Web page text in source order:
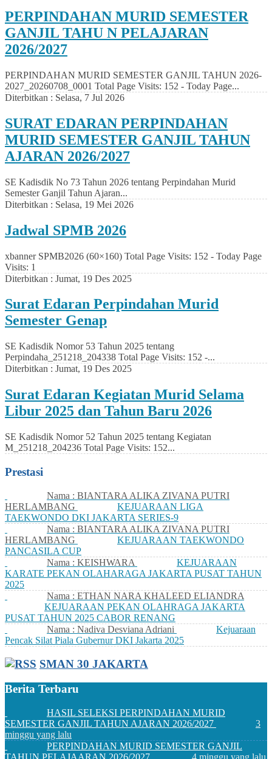
PERPINDAHAN MURID SEMESTER
GANJIL TAHU N PELAJARAN
2026/2027
PERPINDAHAN MURID SEMESTER GANJIL TAHUN 2026-
2027_20260708_0001 Total Page Visits: 152 - Today Page...
Diterbitkan : Selasa, 7 Jul 2026
SURAT EDARAN PERPINDAHAN
MURID SEMESTER GANJIL TAHUN
AJARAN 2026/2027
SE Kadisdik No 73 Tahun 2026 tentang Perpindahan Murid
Semester Ganjil Tahun Ajaran...
Diterbitkan : Selasa, 19 Mei 2026
Jadwal SPMB 2026
xbanner SPMB2026 (60×160) Total Page Visits: 152 - Today Page
Visits: 1
Diterbitkan : Jumat, 19 Des 2025
Surat Edaran Perpindahan Murid
Semester Genap
SE Kadisdik Nomor 53 Tahun 2025 tentang
Perpindaha_251218_204338 Total Page Visits: 152 -...
Diterbitkan : Jumat, 19 Des 2025
Surat Edaran Kegiatan Murid Selama
Libur 2025 dan Tahun Baru 2026
SE Kadisdik Nomor 52 Tahun 2025 tentang Kegiatan
M_251218_204236 Total Page Visits: 152...
Prestasi
Nama : BIANTARA ALIKA ZIVANA PUTRI
HERLAMBANG
KEJUARAAN LIGA
TAEKWONDO DKI JAKARTA SERIES-9
Nama : BIANTARA ALIKA ZIVANA PUTRI
HERLAMBANG
KEJUARAAN TAEKWONDO
PANCASILA CUP
Nama : KEISHWARA
KEJUARAAN
KARATE PEKAN OLAHARAGA JAKARTA PUSAT TAHUN
2025
Nama : ETHAN NARA KHALEED ELIANDRA
KEJUARAAN PEKAN OLAHRAGA JAKARTA
PUSAT TAHUN 2025 CABOR RENANG
Nama : Nadiva Desviana Adriani
Kejuaraan
Pencak Silat Piala Gubernur DKI Jakarta 2025
SMAN 30 JAKARTA
Berita Terbaru
HASIL SELEKSI PERPINDAHAN MURID
SEMESTER GANJIL TAHUN AJARAN 2026/2027
3
minggu yang lalu
PERPINDAHAN MURID SEMESTER GANJIL
TAHUN PELAJAARAN 2026/2027
4 minggu yang lalu